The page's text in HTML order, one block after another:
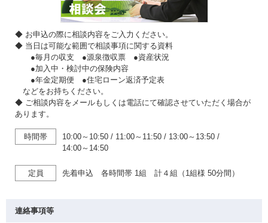
◆ お申込の際に相談内容をご入力ください。
◆ 当日は可能な範囲で相談事項に関する資料
●毎月の収支 ●源泉徴収票 ●資産状況
●加入中・検討中の保険内容
●年金定期便 ●住宅ローン返済予定表
などをお持ちください。
◆ ご相談内容をメールもしくは電話にて確認させていただく場合が
あります。
時間帯 10:00～10:50 / 11:00～11:50 / 13:00～13:50 /
14:00～14:50
定員 先着申込 各時間帯 1組 計４組（1組様 50分間）
連絡事項等